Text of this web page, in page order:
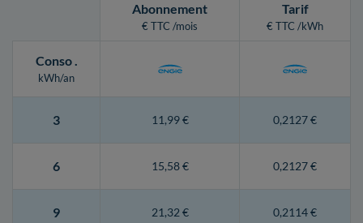
Abonnement
€ TTC /mois
Tarif
€ TTC /kWh
Conso.
kWh/an
3 11,99 € 0,2127 €
6 15,58 € 0,2127 €
9 21,32 € 0,2114 €